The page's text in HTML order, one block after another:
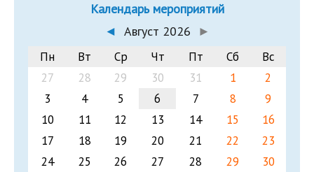
Календарь мероприятий
◄ Август 2026 ►
Пн Вт Ср Чт Пт Сб
Вс
27
28 29 30 31 1
2
3
4 5 6 7 8
9
10
11 12 13 14 15
16
17
18 19 20 21 22
23
24
25 26 27 28 29
30